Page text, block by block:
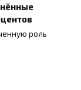
роль